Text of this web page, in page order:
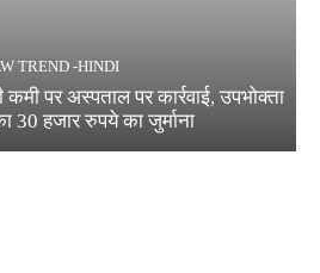
TREND -HINDI
पर अस्पताल पर कार्रवाई, उपभोक्ता
30 हजार रुपये का जुर्माना